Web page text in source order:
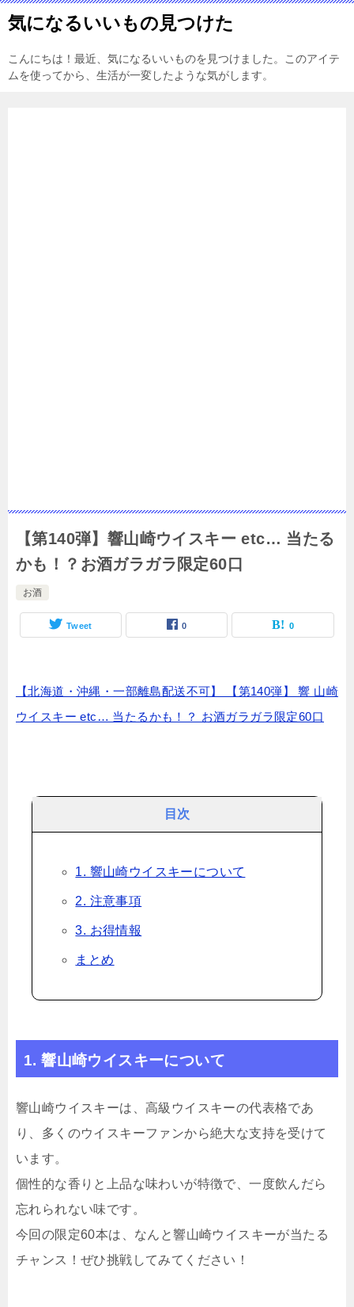
気になるいいもの見つけた
こんにちは！最近、気になるいいものを見つけました。このアイテ
ムを使ってから、生活が一変したような気がします。
【第140弾】響山崎ウイスキー etc… 当たる
かも！？お酒ガラガラ限定60口
お酒
Tweet 0 0
【北海道・沖縄・一部離島配送不可】 【第140弾】 響 山崎
ウイスキー etc… 当たるかも！？ お酒ガラガラ限定60口
目次
1. 響山崎ウイスキーについて
2. 注意事項
3. お得情報
まとめ
1. 響山崎ウイスキーについて
響山崎ウイスキーは、高級ウイスキーの代表格であ
り、多くのウイスキーファンから絶大な支持を受けて
います。
個性的な香りと上品な味わいが特徴で、一度飲んだら
忘れられない味です。
今回の限定60本は、なんと響山崎ウイスキーが当たる
チャンス！ぜひ挑戦してみてください！